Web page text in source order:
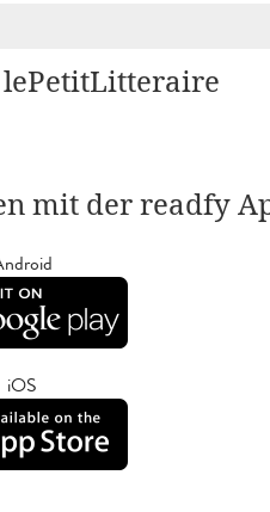
lePetitLitteraire
mit der readfy
iOS